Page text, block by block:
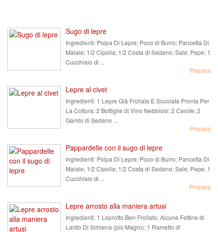
Sugo di lepre
Ingredienti: Polpa Di Lepre; Poco di Burro; Pancetta Di
Maiale; 1/2 Cipolla; 1/2 Costa di Sedano; Sale; Pepe; 1
Cucchiaio di ...
Prepara
Lepre al civet
Ingredienti: 1 Lepre Già Frollata E Scuoiata Pronta Per
La Cottura; 2 Bottiglie di Vino Nebbiolo; 2 Carote; 2
Gambi di Sedano ...
Prepara
Pappardelle con il sugo di lepre
Ingredienti: Polpa Di Lepre; Poco di Burro; Pancetta Di
Maiale; 1/2 Cipolla; 1/2 Costa di Sedano; Sale; Pepe; 1
Cucchiaio di ...
Prepara
Lepre arrosto alla maniera artusi
Ingredienti: 1 Leprotto Ben Frollato; Alcune Fettine di
Lardo Di Schiena (più Magro); 1 Rametto di